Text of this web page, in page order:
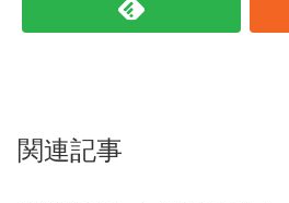
関連記事